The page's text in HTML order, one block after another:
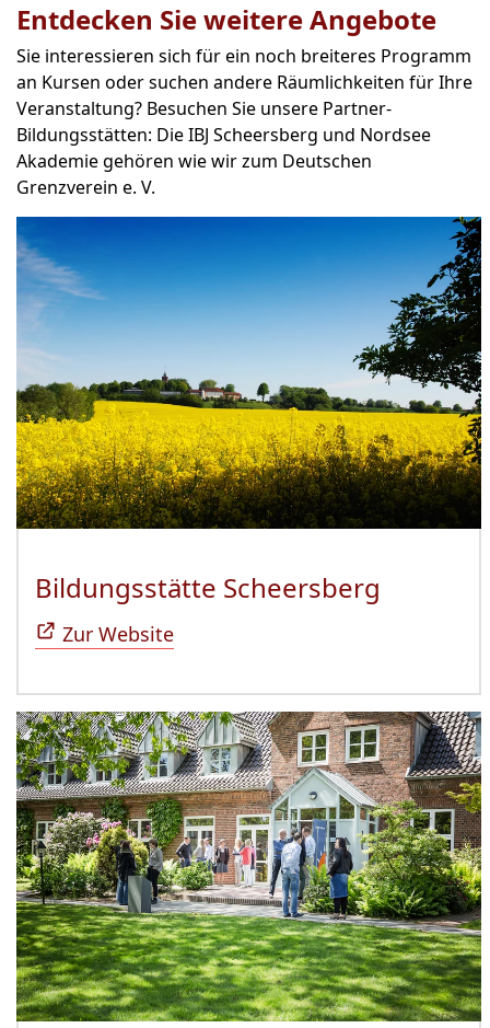
Entdecken Sie weitere Angebote
Sie interessieren sich für ein noch breiteres Programm
an Kursen oder suchen andere Räumlichkeiten für Ihre
Veranstaltung? Besuchen Sie unsere Partner-
Bildungsstätten: Die IBJ Scheersberg und Nordsee
Akademie gehören wie wir zum Deutschen
Grenzverein e. V.
Bildungsstätte Scheersberg
Zur Website